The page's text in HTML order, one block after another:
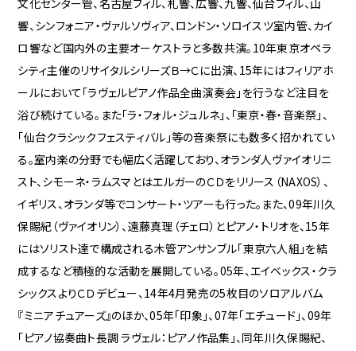
文化センター管、名古屋フィル、札響、広響、九響、仙台フィル、山
響、シンフォニア・ヴァルソヴィア、ロンドン・ソロイスツ室内管、カイ
ロ響など国内外の主要オーケストラと多数共演。10年東京オペラ
シティ主催のリサイタルシリーズＢ→Ｃに出演、15年にはフィリアホ
ールにおいて「ラヴェルピアノ作品全曲演奏会」を行うなど注目を
浴び続けている。また「ラ・フォル・ジュルネ」、「東京・春・音楽祭」、
「仙台クラシックフェスティバル」等の音楽祭にも数多く招かれてい
る。室内楽の分野でも幅広く活躍しており、オランダ人ヴァイオリニ
スト、シモーネ・ラムスマとはエルガーのＣＤをリリース（NAXOS）、
イギリス、オランダ等でコンサート・ツアーも行った。また、09年川久
保賜紀（ヴァイオリン）、遠藤真理（チェロ）とピアノ・トリオを、15年
にはソリスト達で構成される木管アンサンブル「東京六人組」を結
成するなど積極的な活動を展開している。05年、エイベックス・クラ
シックスよりＣＤデビュー、14年4月発売の5枚目のソロアルバム
『ミニアチュアーズ』のほか、05年「印象」、07年「エチュード」、09年
「ピアノ協奏曲ト長調 ラヴェル：ピアノ作品集」、同年川久保賜紀、